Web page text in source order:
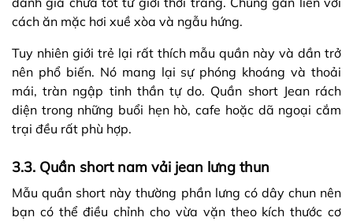
cách ăn mặc hơi xuề xòa và ngẫu hứng.
Tuy nhiên giới trẻ lại rất thích mẫu quần này và dần trở
nên phổ biến. Nó mang lại sự phóng khoáng và thoải
mái, tràn ngập tinh thần tự do. Quần short Jean rách
diện trong những buổi hẹn hò, cafe hoặc dã ngoại cắm
trại đều rất phù hợp.
3.3. Quần short nam vải jean lưng thun
Mẫu quần short này thường phần lưng có dây chun nên
bạn có thể điều chỉnh cho vừa vặn theo kích thước cơ